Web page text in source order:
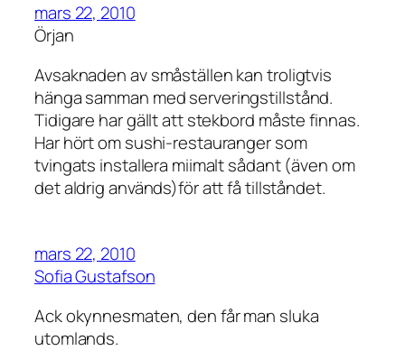
mars 22, 2010
Örjan
Avsaknaden av småställen kan troligtvis
hänga samman med serveringstillstånd.
Tidigare har gällt att stekbord måste finnas.
Har hört om sushi-restauranger som
tvingats installera miimalt sådant (även om
det aldrig används)för att få tillståndet.
mars 22, 2010
Sofia Gustafson
Ack okynnesmaten, den får man sluka
utomlands.